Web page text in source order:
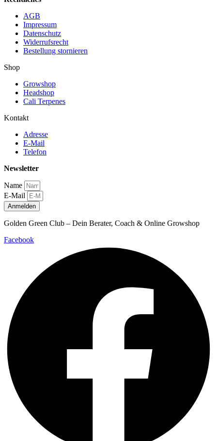
AGB
Impressum
Datenschutz
Widerrufsrecht
Bestellung stornieren
Shop
Growshop
Headshop
Cali Terpenes
Kontakt
Adresse
E-Mail
Telefon
Newsletter
Name
E-Mail
Anmelden
Golden Green Club – Dein Berater, Coach & Online Growshop
Facebook